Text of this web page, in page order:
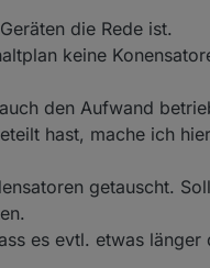
die Rede ist.
keine
den Aufwand
hast, mache ich
getauscht.
es evtl. etwas länger